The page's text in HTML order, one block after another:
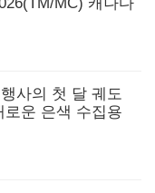
사의 첫 달 궤도
운 은색 수집용